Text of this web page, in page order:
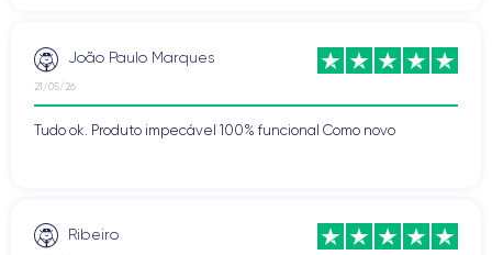
João Paulo Marques
21/05/26
Tudo ok. Produto impecável 100% funcional Como novo
Ribeiro